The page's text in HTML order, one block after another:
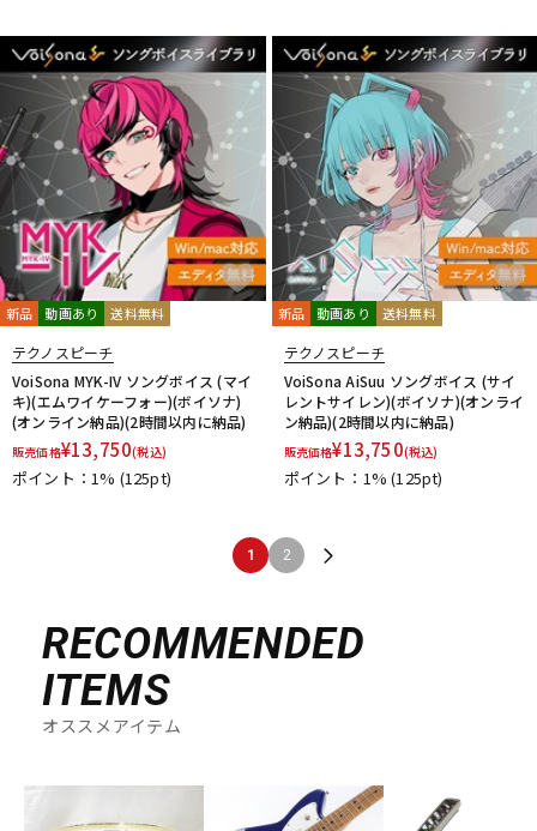
新品 動画あり 送料無料
テクノスピーチ
VoiSona MYK-IV ソングボイス (マイ
キ)(エムワイケーフォー)(ボイソナ)
(オンライン納品)(2時間以内に納品)
販売価格¥13,750(税込)
ポイント：1% (125pt)
新品 動画あり 送料無料
テクノスピーチ
VoiSona AiSuu ソングボイス (サイ
レントサイレン)(ボイソナ)(オンライ
ン納品)(2時間以内に納品)
販売価格¥13,750(税込)
ポイント：1%(125pt)
1 2
RECOMMENDED
ITEMS
オススメアイテム